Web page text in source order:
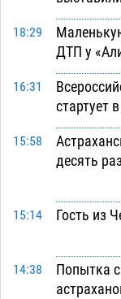
18:29
ДТП у
16:31
стартует
15:58
десять
15:14 Гость из
14:38
Попытка